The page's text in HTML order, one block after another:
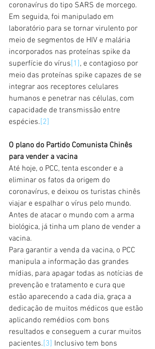
coronavírus do tipo SARS de morcego.
Em seguida, foi manipulado em
laboratório para se tornar virulento por
meio de segmentos de HIV e malária
incorporados nas proteínas spike da
superfície do vírus[1], e contagioso por
meio das proteínas spike capazes de se
integrar aos receptores celulares
humanos e penetrar nas células, com
capacidade de transmissão entre
espécies.[2]
O plano do Partido Comunista Chinês
para vender a vacina
Até hoje, o PCC, tenta esconder e a
eliminar os fatos da origem do
coronavírus, e deixou os turistas chinês
viajar e espalhar o vírus pelo mundo.
Antes de atacar o mundo com a arma
biológica, já tinha um plano de vender a
vacina.
Para garantir a venda da vacina, o PCC
manipula a informação das grandes
mídias, para apagar todas as notícias de
prevenção e tratamento e cura que
estão aparecendo a cada dia, graça a
dedicação de muitos médicos que estão
aplicando remédios com bons
resultados e conseguem a curar muitos
pacientes.[3] Inclusivo tem bons